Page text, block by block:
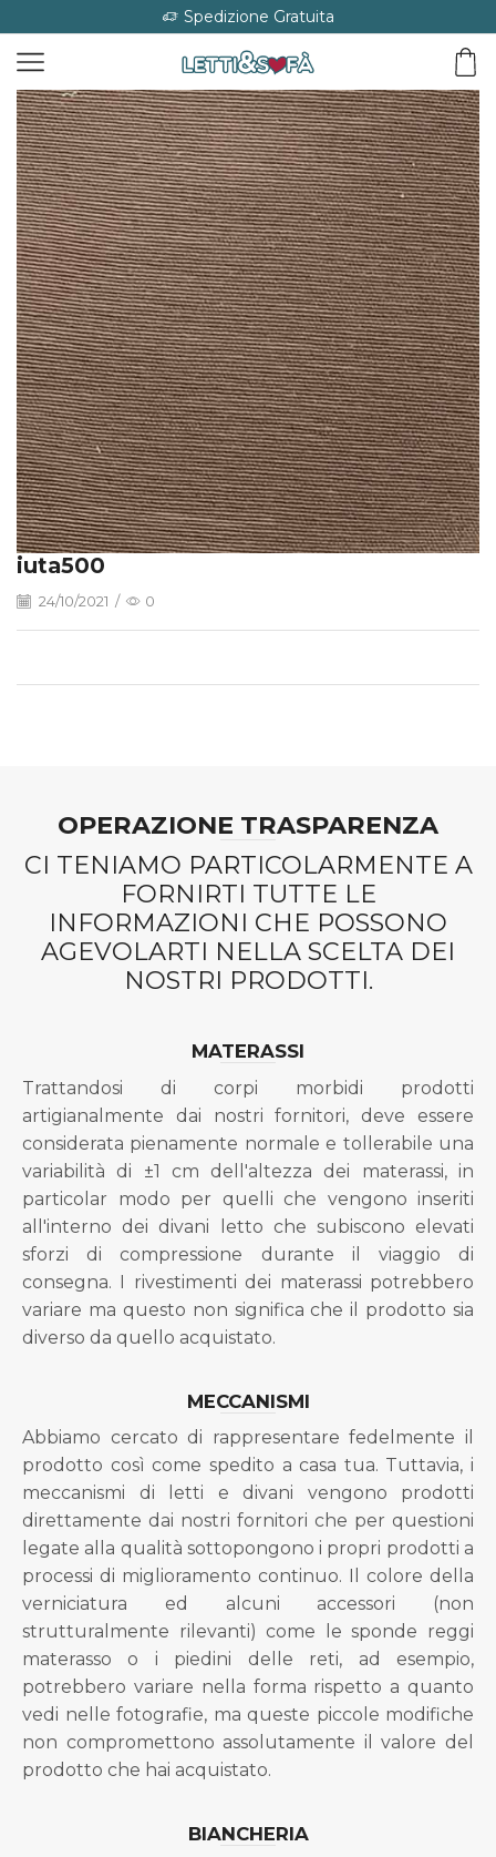
Spedizione Gratuita
iuta500
24/10/2021 / 0
OPERAZIONE TRASPARENZA
CI TENIAMO PARTICOLARMENTE A
FORNIRTI TUTTE LE
INFORMAZIONI CHE POSSONO
AGEVOLARTI NELLA SCELTA DEI
NOSTRI PRODOTTI.
MATERASSI
Trattandosi di corpi morbidi prodotti
artigianalmente dai nostri fornitori, deve essere
considerata pienamente normale e tollerabile una
variabilità di ±1 cm dell'altezza dei materassi, in
particolar modo per quelli che vengono inseriti
all'interno dei divani letto che subiscono elevati
sforzi di compressione durante il viaggio di
consegna. I rivestimenti dei materassi potrebbero
variare ma questo non significa che il prodotto sia
diverso da quello acquistato.
MECCANISMI
Abbiamo cercato di rappresentare fedelmente il
prodotto così come spedito a casa tua. Tuttavia, i
meccanismi di letti e divani vengono prodotti
direttamente dai nostri fornitori che per questioni
legate alla qualità sottopongono i propri prodotti a
processi di miglioramento continuo. Il colore della
verniciatura ed alcuni accessori (non
strutturalmente rilevanti) come le sponde reggi
materasso o i piedini delle reti, ad esempio,
potrebbero variare nella forma rispetto a quanto
vedi nelle fotografie, ma queste piccole modifiche
non compromettono assolutamente il valore del
prodotto che hai acquistato.
BIANCHERIA